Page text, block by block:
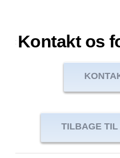
Kontakt os
TILBAGE TIL